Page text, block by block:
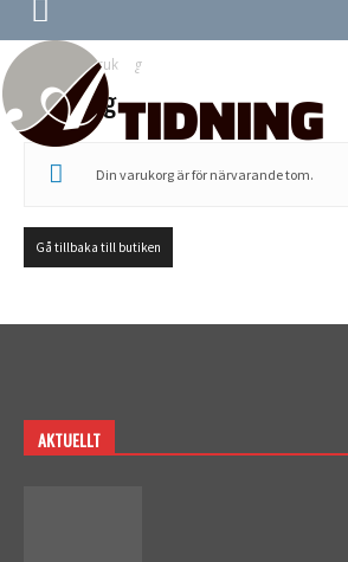
Varukorg
Varukorg
Din varukorg är för närvarande tom.
Gå tillbaka till butiken
AKTUELLT